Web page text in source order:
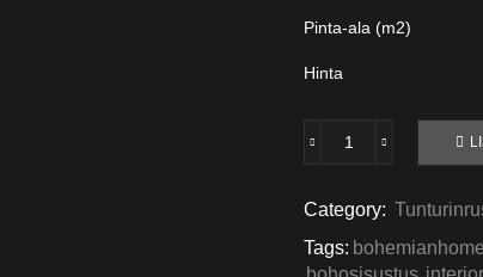
Pinta-ala (m2)
Hinta
Tunturinruska
Category:
Tags: bohemianhome